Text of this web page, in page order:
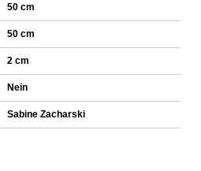
50 cm
50 cm
2 cm
Nein
Sabine Zacharski